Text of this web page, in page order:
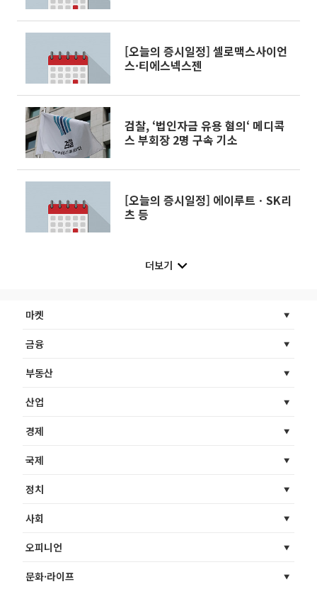
[오늘의 증시일정] 셀로맥스사이언
스·티에스넥스젠
검찰, ‘법인자금 유용 혐의‘ 메디콕
스 부회장 2명 구속 기소
[오늘의 증시일정] 에이루트ㆍSK리
츠 등
더보기
마켓
금융
부동산
산업
경제
국제
정치
사회
오피니언
문화·라이프